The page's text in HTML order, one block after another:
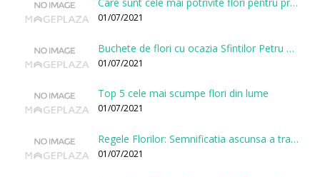
01/07/2021
Buchete de flori cu ocazia Sfintilor Petru si Pavel
01/07/2021
Top 5 cele mai scumpe flori din lume
01/07/2021
Regele Florilor: Semnificatia ascunsa a trandafirului
01/07/2021